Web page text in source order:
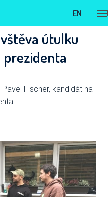
CS
EN
útulku
Fischer, kandidát na